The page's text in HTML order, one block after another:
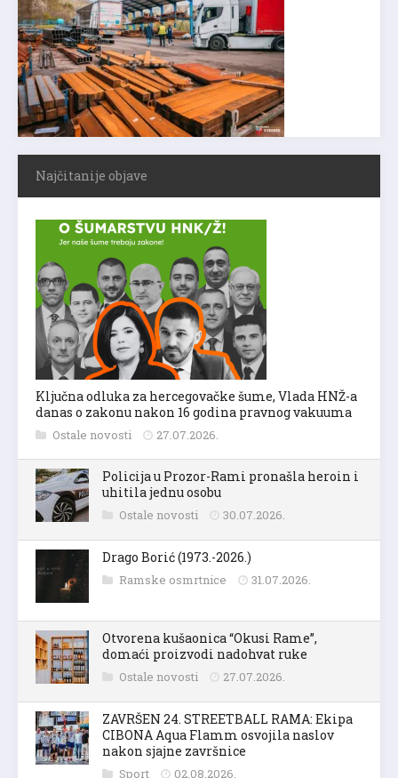
Najčitanije objave
Ključna odluka za hercegovačke šume, Vlada HNŽ-a
danas o zakonu nakon 16 godina pravnog vakuuma
Ostale novosti 27.07.2026.
Policija u Prozor-Rami pronašla heroin i
uhitila jednu osobu
Ostale novosti 30.07.2026.
Drago Borić (1973.-2026.)
Ramske osmrtnice 31.07.2026.
Otvorena kušaonica “Okusi Rame”,
domaći proizvodi nadohvat ruke
Ostale novosti 27.07.2026.
ZAVRŠEN 24. STREETBALL RAMA: Ekipa
CIBONA Aqua Flamm osvojila naslov
nakon sjajne završnice
Sport 02.08.2026.